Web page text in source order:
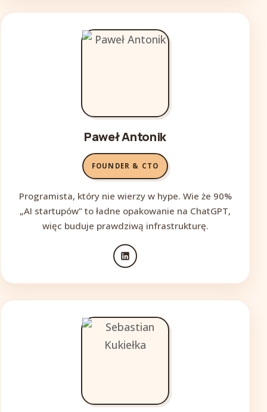
Paweł Antonik
FOUNDER & CTO
Programista, który nie wierzy w hype. Wie że 90%
„AI startupów” to ładne opakowanie na ChatGPT,
więc buduje prawdziwą infrastrukturę.